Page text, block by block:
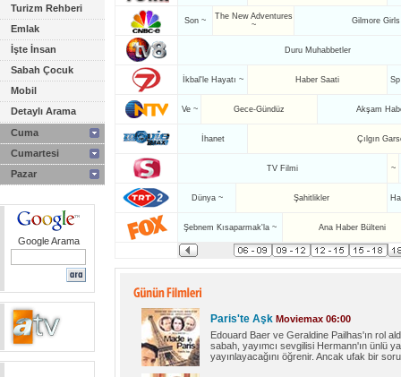
Turizm Rehberi
Emlak
İşte İnsan
Sabah Çocuk
Mobil
Detaylı Arama
Cuma
Cumartesi
Pazar
Google Arama
Son ~
The New Adventures
~
Gilmore Girls
Duru Muhabbetler
İkbal'le Hayatı ~ Haber Saati
Ve ~ Gece-Gündüz Akşam
İhanet Çılgın
TV Filmi ~
Dünya ~ Şahitlikler
Şebnem Kısaparmak'la ~ Ana Haber Bülteni
Paris'te Aşk Moviemax 06:00
Edouard Baer ve Geraldine Pailhas'ın rol
sabah, yayımcı sevgilisi Hermann'ın ünlü
yayınlayacağını öğrenir. Ancak ufak bir